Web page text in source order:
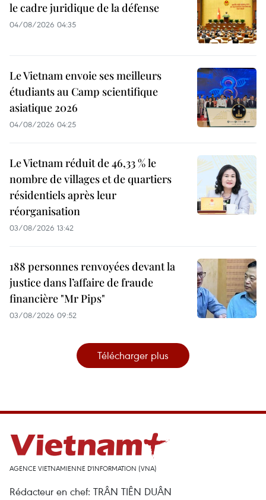
le cadre juridique de la défense
04/08/2026 04:35
Le Vietnam envoie ses meilleurs
étudiants au Camp scientifique
asiatique 2026
04/08/2026 04:25
Le Vietnam réduit de 46,33 % le
nombre de villages et de quartiers
résidentiels après leur
réorganisation
03/08/2026 13:42
188 personnes renvoyées devant la
justice dans l’affaire de fraude
financière "Mr Pips"
03/08/2026 09:52
Télécharger plus
AGENCE VIETNAMIENNE D'INFORMATION (VNA)
Rédacteur en chef: TRÂN TIÊN DUÂN